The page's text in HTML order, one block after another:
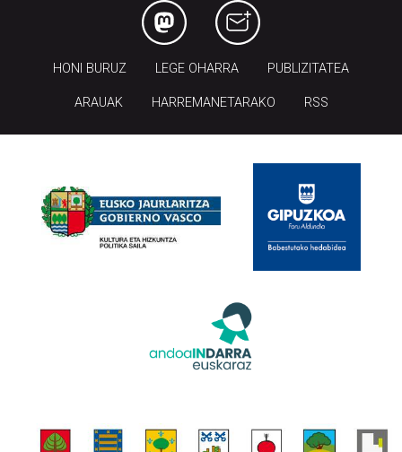
HONI BURUZ LEGE OHARRA PUBLIZITATEA
ARAUAK HARREMANETARAKO RSS